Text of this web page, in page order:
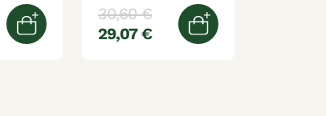
Ajouter au panier
30,60 €
29,07 €
Ajouter au panier